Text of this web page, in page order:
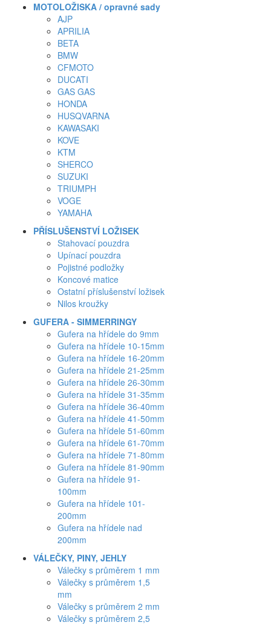
MOTOLOŽISKA / opravné sady
AJP
APRILIA
BETA
BMW
CFMOTO
DUCATI
GAS GAS
HONDA
HUSQVARNA
KAWASAKI
KOVE
KTM
SHERCO
SUZUKI
TRIUMPH
VOGE
YAMAHA
PŘÍSLUŠENSTVÍ LOŽISEK
Stahovací pouzdra
Upínací pouzdra
Pojistné podložky
Koncové matice
Ostatní příslušenství ložisek
Nilos kroužky
GUFERA - SIMMERRINGY
Gufera na hřídele do 9mm
Gufera na hřídele 10-15mm
Gufera na hřídele 16-20mm
Gufera na hřídele 21-25mm
Gufera na hřídele 26-30mm
Gufera na hřídele 31-35mm
Gufera na hřídele 36-40mm
Gufera na hřídele 41-50mm
Gufera na hřídele 51-60mm
Gufera na hřídele 61-70mm
Gufera na hřídele 71-80mm
Gufera na hřídele 81-90mm
Gufera na hřídele 91-
100mm
Gufera na hřídele 101-
200mm
Gufera na hřídele nad
200mm
VÁLEČKY, PINY, JEHLY
Válečky s průměrem 1 mm
Válečky s průměrem 1,5
mm
Válečky s průměrem 2 mm
Válečky s průměrem 2,5